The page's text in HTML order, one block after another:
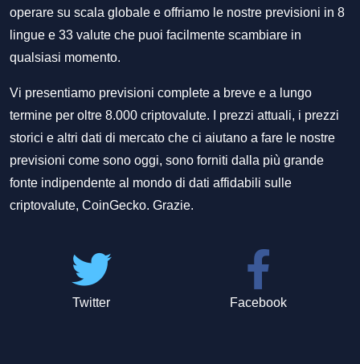
operare su scala globale e offriamo le nostre previsioni in 8
lingue e 33 valute che puoi facilmente scambiare in
qualsiasi momento.
Vi presentiamo previsioni complete a breve e a lungo
termine per oltre 8.000 criptovalute. I prezzi attuali, i prezzi
storici e altri dati di mercato che ci aiutano a fare le nostre
previsioni come sono oggi, sono forniti dalla più grande
fonte indipendente al mondo di dati affidabili sulle
criptovalute, CoinGecko. Grazie.
Twitter Facebook